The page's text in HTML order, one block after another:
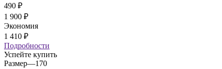
490 ₽
1 900 ₽
Экономия
1 410 ₽
Подробности
Успейте купить
Размер—170